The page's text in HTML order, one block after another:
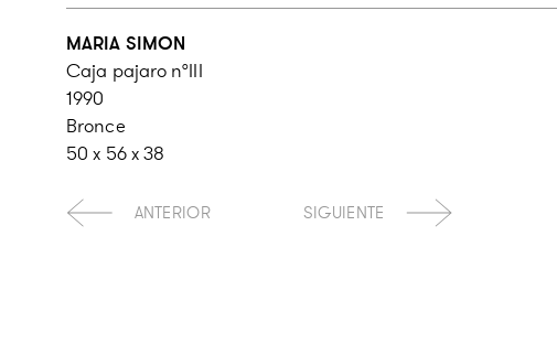
MARIA SIMON
Caja pajaro n°III
1990
Bronce
50 x 56 x 38
ANTERIOR SIGUIENTE